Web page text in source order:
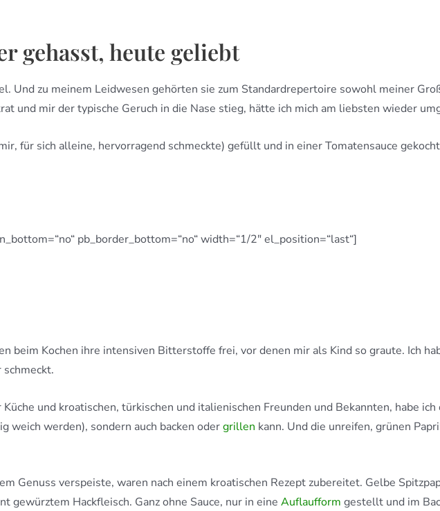
gehasst, heute geliebt
Und zu meinem Leidwesen gehörten sie zum Standardrepertoire sowohl meiner
und mir der typische Geruch in die Nase stieg, hätte ich mich am liebsten wieder
für sich alleine, hervorragend schmeckte) gefüllt und in einer Tomatensauce
pb_border_bottom=“no“ width=“1/2″ el_position=“last“]
beim Kochen ihre intensiven Bitterstoffe frei, vor denen mir als Kind so graute. Ich
und kroatischen, türkischen und italienischen Freunden und Bekannten, habe ich
weich werden), sondern auch backen odergrillen kann. Und die unreifen, grünen
Genuss verspeiste, waren nach einem kroatischen Rezept zubereitet. Gelbe
gewürztem Hackfleisch. Ganz ohne Sauce, nur in eine Auflaufform gestellt und im